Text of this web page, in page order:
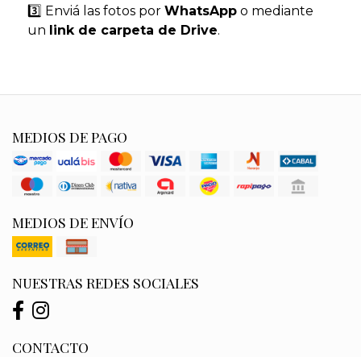
3️⃣ Enviá las fotos por WhatsAppo mediante
un link de carpeta de Drive.
MEDIOS DE PAGO
MEDIOS DE ENVÍO
NUESTRAS REDES SOCIALES
CONTACTO